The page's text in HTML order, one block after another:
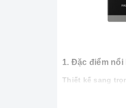
1. Đặc điểm nổi
Thiết kế sang
được thiết